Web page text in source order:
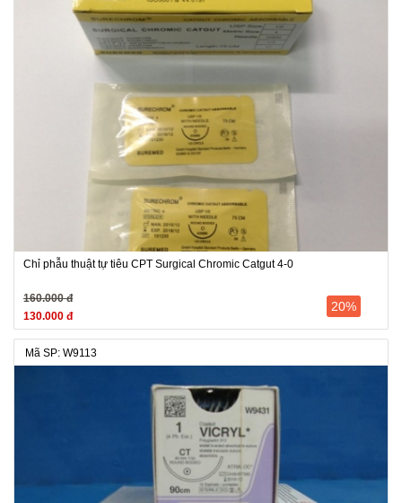
Chỉ phẫu thuật tự tiêu CPT Surgical Chromic Catgut 4-0
160.000 đ
130.000 đ
20%
Mã SP: W9113